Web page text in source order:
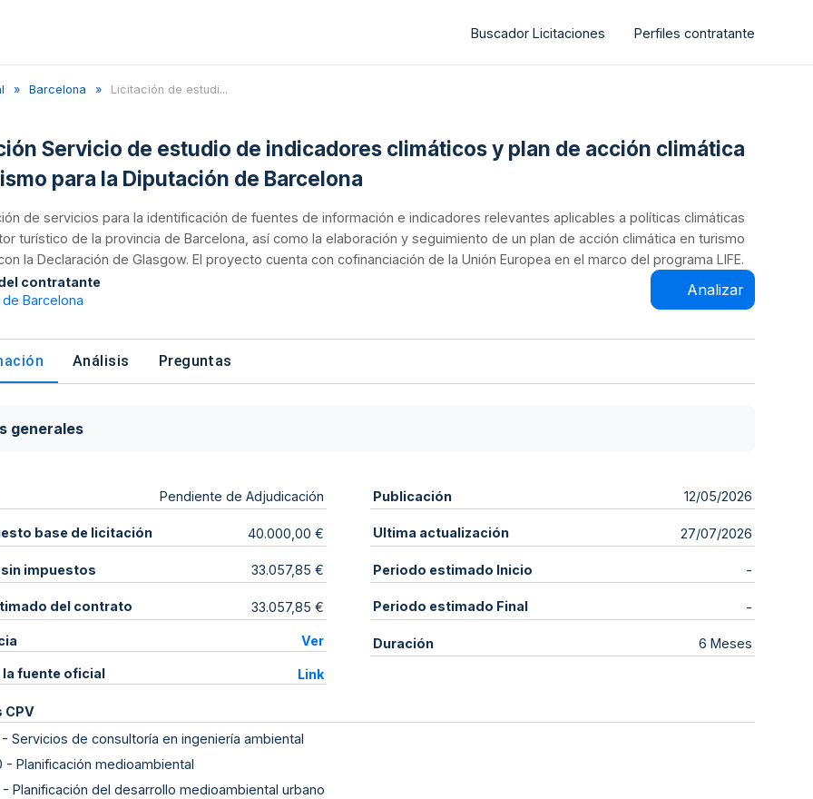
Buscador Licitaciones Perfiles contratante
Barcelona Licitación de estudi...
Servicio de estudio de indicadores climáticos y plan de acción climática
para la Diputación de Barcelona
de servicios para la identificación de fuentes de información e indicadores relevantes aplicables a políticas climáticas
turístico de la provincia de Barcelona, así como la elaboración y seguimiento de un plan de acción climática en turismo
la Declaración de Glasgow. El proyecto cuenta con cofinanciación de la Unión Europea en el marco del programa LIFE.
contratante
Barcelona
Analizar
Análisis Preguntas
generales
Pendiente de Adjudicación
base de licitación 40.000,00 €
impuestos 33.057,85 €
del contrato 33.057,85 €
Ver
la fuente oficial Link
Publicación 12/05/2026
Ultima actualización 27/07/2026
Periodo estimado Inicio -
Periodo estimado Final -
Duración 6 Meses
CPV
- Servicios de consultoría en ingeniería ambiental
- Planificación medioambiental
- Planificación del desarrollo medioambiental urbano